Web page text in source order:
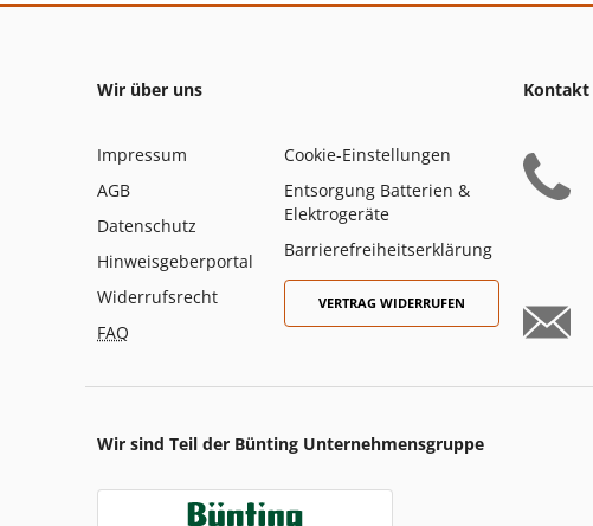
Wir über uns
Impressum
AGB
Datenschutz
Hinweisgeberportal
Widerrufsrecht
FAQ
Cookie-Einstellungen
Entsorgung Batterien &
Elektrogeräte
Barrierefreiheitserklärung
VERTRAG WIDERRUFEN
Kontakt
Wir sind Teil der Bünting Unternehmensgruppe